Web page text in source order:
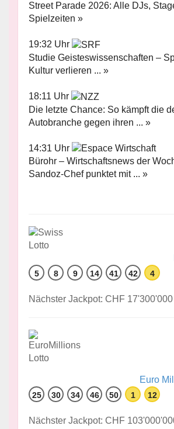
Street Parade 2026: Alle DJs,
Spielzeiten »
19:32 Uhr
Studie Geisteswissenschaften –
Kultur verlieren ... »
18:11 Uhr
Die letzte Chance: So kämpft die
Autobranche gegen ihren ... »
14:31 Uhr
Bürohr – Wirtschaftsnews der
Sandoz-Chef punktet mit ... »
5 8 9 14 41 42 4
Nächster Jackpot: CHF 17'300'000
Euro
25 30 34 46 50 1 12
Nächster Jackpot: CHF